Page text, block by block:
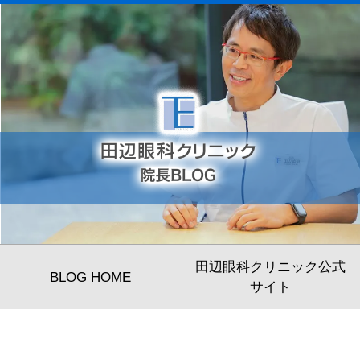
BLOG HOME
田辺眼科クリニック公式
サイト